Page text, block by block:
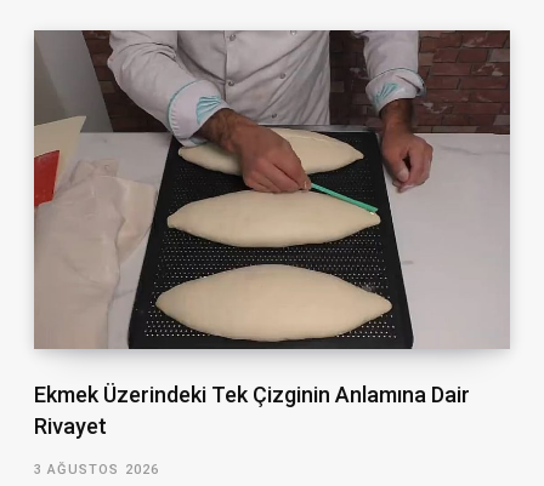
Ekmek Üzerindeki Tek Çizginin Anlamına Dair
Rivayet
3 AĞUSTOS 2026